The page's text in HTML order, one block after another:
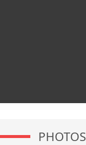
PHOTOS